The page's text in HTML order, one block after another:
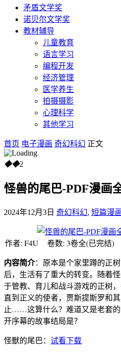
矛盾文学奖
诺贝尔文学奖
教材辅导
儿童教育
语言学习
编程开发
经济管理
医学养生
拍摄摄影
心理科学
其他学习
首页 电子漫画 奇幻科幻 正文
◆◆2
怪兽的尾巴-PDF漫画
2024年12月3日 奇幻科幻, 短篇漫
作者: F4U 卷数: 3卷全(已完
内容简介：原本是个家里蹲的正
后，生活有了重大的转变。随着
于管教、育儿和战斗游戏的正树
直到正义的使者，贾斯提斯罗和
止……这算什么？难道又是老套
开序幕的故事结局是？
怪獸的尾巴： 试看下载